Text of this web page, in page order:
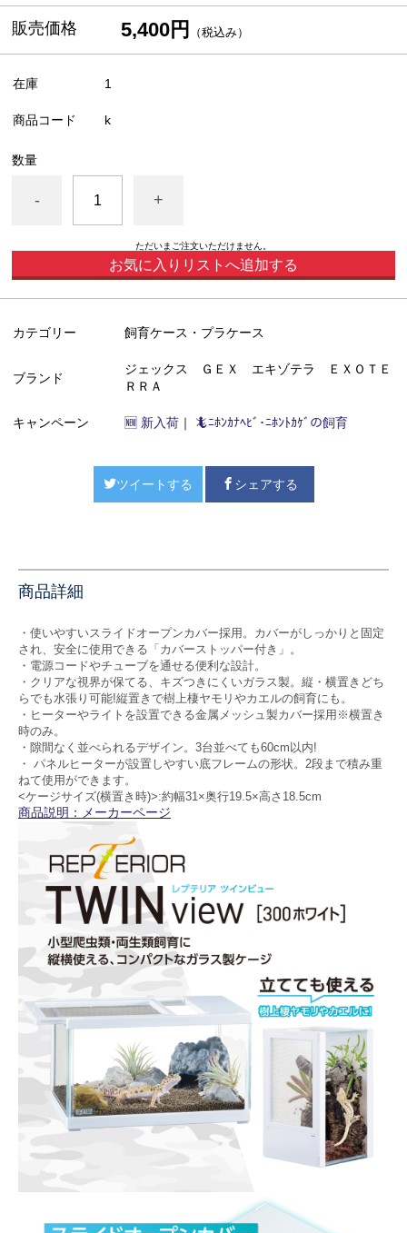
販売価格 5,400円 （税込み）
在庫 1
商品コード k
数量
- +
ただいまご注文いただけません。
お気に入りリストへ追加する
カテゴリー 飼育ケース・プラケース
ブランド
ジェックス ＧＥＸ エキゾテラ ＥＸＯＴＥ
ＲＲＡ
キャンペーン 🆕 新入荷｜ 🦎ﾆﾎﾝｶﾅﾍﾋﾞ･ﾆﾎﾝﾄｶｹﾞの飼育
ツイートする シェアする
商品詳細
・使いやすいスライドオープンカバー採用。カバーがしっかりと固定
され、安全に使用できる「カバーストッパー付き」。
・電源コードやチューブを通せる便利な設計。
・クリアな視界が保てる、キズつきにくいガラス製。縦・横置きどち
らでも水張り可能!縦置きで樹上棲ヤモリやカエルの飼育にも。
・ヒーターやライトを設置できる金属メッシュ製カバー採用※横置き
時のみ。
・隙間なく並べられるデザイン。3台並べても60cm以内!
・ パネルヒーターが設置しやすい底フレームの形状。2段まで積み重
ねて使用ができます。
<ケージサイズ(横置き時)>:約幅31×奥行19.5×高さ18.5cm
商品説明：メーカーページ